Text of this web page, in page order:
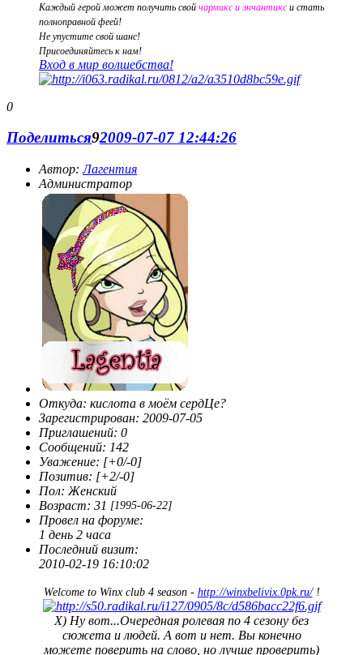
Каждый герой может получить свой чармикс и энчантикси стать
полноправной феей!
Не упустите свой шанс!
Присоединяйтесь к нам!
Вход в мир волшебства!
0
Поделиться92009-07-07 12:44:26
Автор:Лагентия
Администратор
Откуда: кислота в моём сердЦе?
Зарегистрирован: 2009-07-05
Приглашений: 0
Сообщений: 142
Уважение: [+0/-0]
Позитив: [+2/-0]
Пол: Женский
Возраст: 31 [1995-06-22]
Провел на форуме:
1 день 2 часа
Последний визит:
2010-02-19 16:10:02
Welcome to Winx club 4 season - http://winxbelivix.0pk.ru/!
X) Ну вот...Очередная ролевая по 4 сезону без
сюжета и людей. А вот и нет. Вы конечно
можете поверить на слово, но лучше проверить)